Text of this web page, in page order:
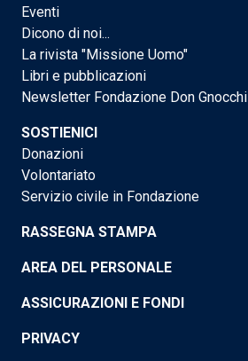
Eventi
Dicono di noi...
La rivista "Missione Uomo"
Libri e pubblicazioni
Newsletter Fondazione Don Gnocchi
SOSTIENICI
Donazioni
Volontariato
Servizio civile in Fondazione
RASSEGNA STAMPA
AREA DEL PERSONALE
ASSICURAZIONI E FONDI
PRIVACY